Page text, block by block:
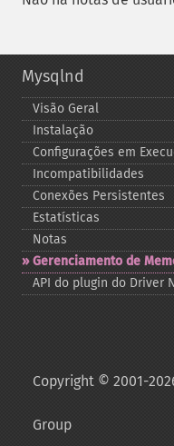
Mysqlnd
Visão Geral
Instalação
Configurações em
Incompatibilidades
Conexões Persistentes
Estatísticas
Notas
Gerenciamento de
API do plugin do Driver
Copyright © 2001-
Group